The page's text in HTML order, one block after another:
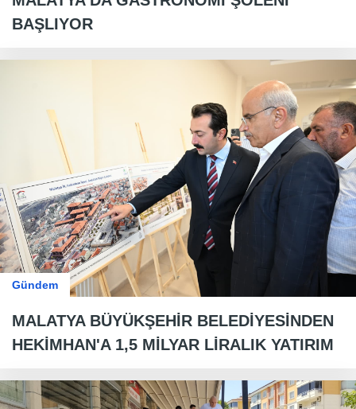
BAŞLIYOR
Gündem
MALATYA BÜYÜKŞEHİR BELEDİYESİNDEN
HEKİMHAN'A 1,5 MİLYAR LİRALIK YATIRIM